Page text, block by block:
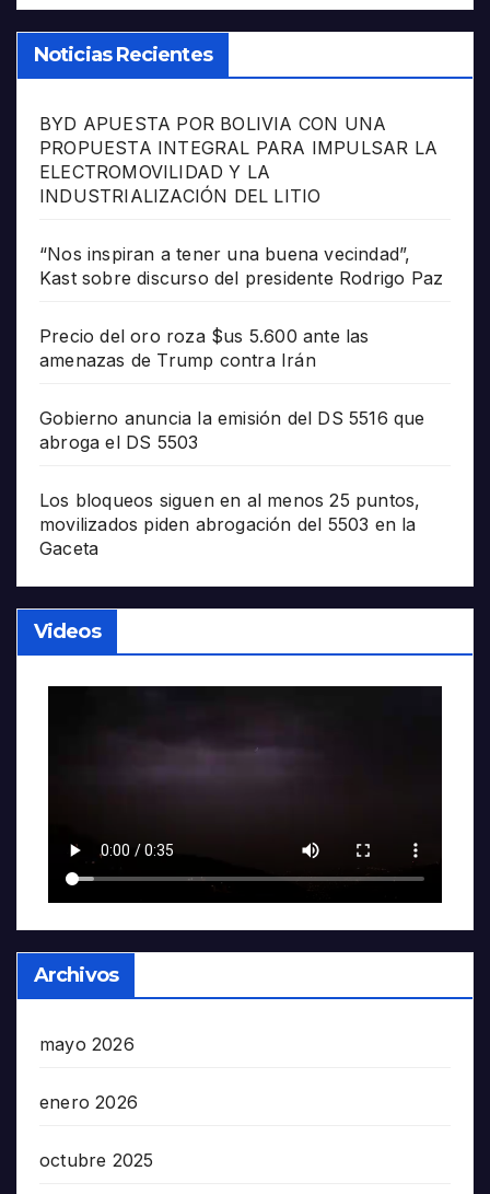
Noticias Recientes
BYD APUESTA POR BOLIVIA CON UNA
PROPUESTA INTEGRAL PARA IMPULSAR LA
ELECTROMOVILIDAD Y LA
INDUSTRIALIZACIÓN DEL LITIO
“Nos inspiran a tener una buena vecindad”,
Kast sobre discurso del presidente Rodrigo Paz
Precio del oro roza $us 5.600 ante las
amenazas de Trump contra Irán
Gobierno anuncia la emisión del DS 5516 que
abroga el DS 5503
Los bloqueos siguen en al menos 25 puntos,
movilizados piden abrogación del 5503 en la
Gaceta
Videos
Archivos
mayo 2026
enero 2026
octubre 2025